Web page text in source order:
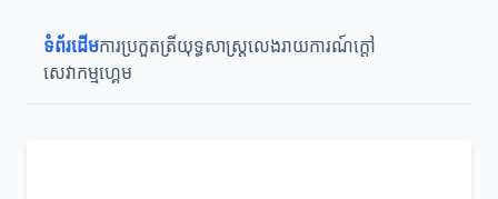
ទំព័រដើមការប្រកួតត្រីយុទ្ធសាស្ត្រលេងរាយការណ៍ក្តៅ
សេវាកម្មហ្គេម